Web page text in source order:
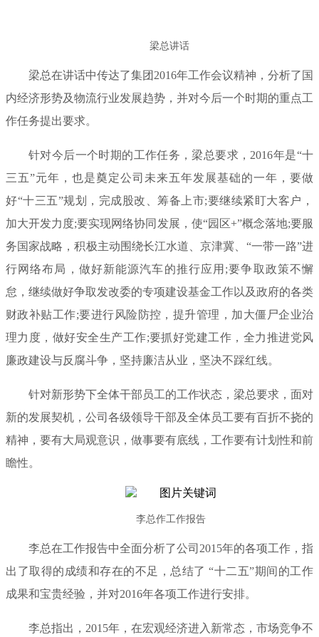
梁总讲话
梁总在讲话中传达了集团2016年工作会议精神，分析了国
内经济形势及物流行业发展趋势，并对今后一个时期的重点工
作任务提出要求。
针对今后一个时期的工作任务，梁总要求，2016年是“十
三五”元年，也是奠定公司未来五年发展基础的一年，要做
好“十三五”规划，完成股改、筹备上市;要继续紧盯大客户，
加大开发力度;要实现网络协同发展，使“园区+”概念落地;要服
务国家战略，积极主动围绕长江水道、京津冀、“一带一路”进
行网络布局，做好新能源汽车的推行应用;要争取政策不懈
怠，继续做好争取发改委的专项建设基金工作以及政府的各类
财政补贴工作;要进行风险防控，提升管理，加大僵尸企业治
理力度，做好安全生产工作;要抓好党建工作，全力推进党风
廉政建设与反腐斗争，坚持廉洁从业，坚决不踩红线。
针对新形势下全体干部员工的工作状态，梁总要求，面对
新的发展契机，公司各级领导干部及全体员工要有百折不挠的
精神，要有大局观意识，做事要有底线，工作要有计划性和前
瞻性。
李总作工作报告
李总在工作报告中全面分析了公司2015年的各项工作，指
出了取得的成绩和存在的不足，总结了 “十二五”期间的工作
成果和宝贵经验，并对2016年各项工作进行安排。
李总指出，2015年，在宏观经济进入新常态，市场竞争不